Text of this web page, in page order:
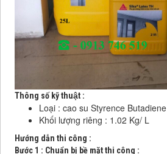
Thông số kỹ thuật :
Loại : cao su Styrence Butadiene
Khối lượng riêng : 1.02 Kg/ L
Hướng dẫn thi công :
Bước 1 : Chuẩn bị bề mặt thi công :